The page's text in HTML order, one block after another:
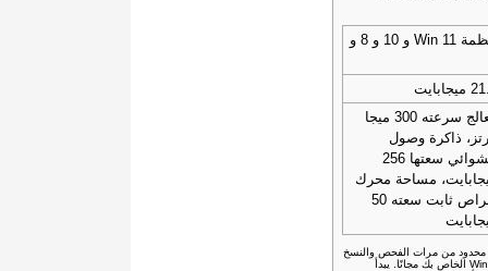
أنظمة Win 11 و 10 و 8 و
معالج سرعته 300 ميجا
ذاكرة وصول
عشوائي سعتها 256
مساحة محرك
أقراص ثابت سعته 50
محدود من مرات الفحص والنسخ
الاحتياطي واستعادة عناصر نظام Windows الخاص بك مجانًا. يبدأ